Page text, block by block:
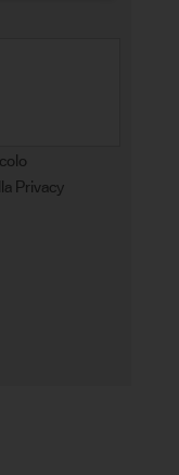
Privacy